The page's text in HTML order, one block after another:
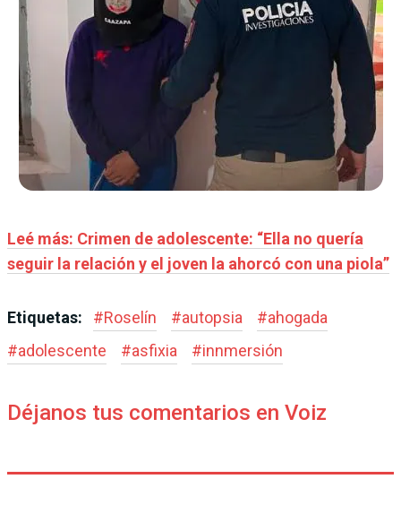
Leé más: Crimen de adolescente: “Ella no quería
seguir la relación y el joven la ahorcó con una piola”
Etiquetas: #Roselín #autopsia #ahogada
#adolescente #asfixia #innmersión
Déjanos tus comentarios en Voiz